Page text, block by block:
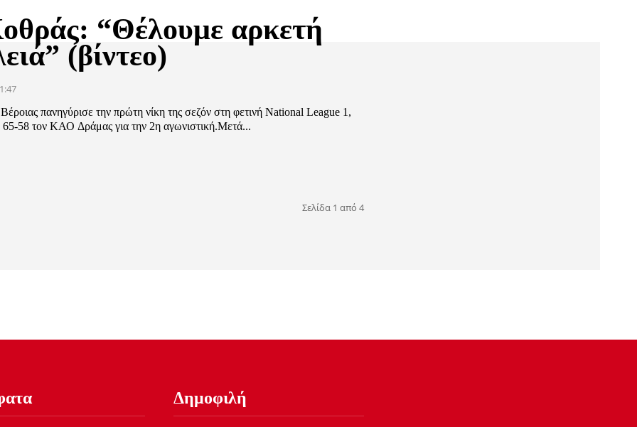
“Θέλουμε αρκετή
(βίντεο)
πανηγύρισε την πρώτη νίκη της σεζόν στη φετινή National League 1,
65-58 τον ΚΑΟ Δράμας για την 2η αγωνιστική.Μετά...
Σελίδα 1 από 4
Δημοφιλή